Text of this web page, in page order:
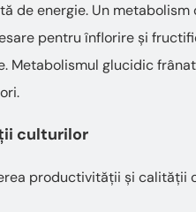
de energie. Un
pentru înflorire și
Metabolismul glucidic
culturilor
productivității și calității